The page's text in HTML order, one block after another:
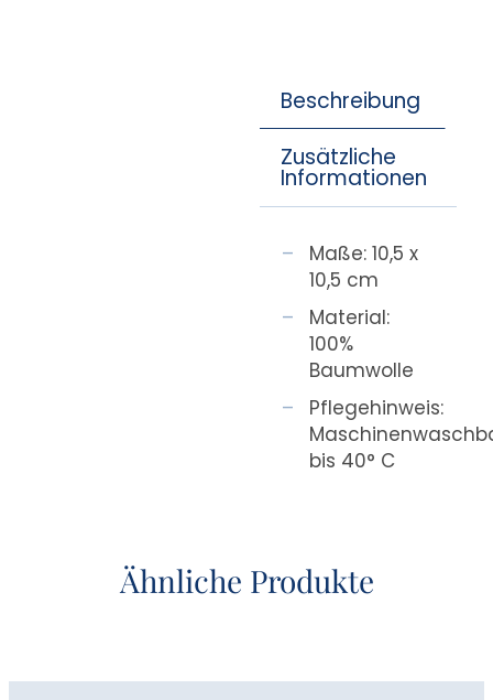
Beschreibung
Zusätzliche
Informationen
Maße: 10,5 x
10,5 cm
Material:
100%
Baumwolle
Pflegehinweis:
bis 40° C
Ähnliche Produkte